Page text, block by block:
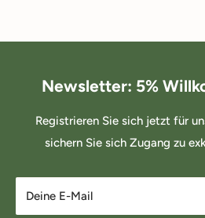
Newsletter: 5%
Registrieren Sie sich jetzt für
sichern Sie sich Zugang zu
Deine E-Mail